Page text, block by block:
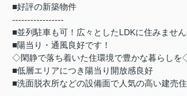
■好評の新築物件
-----------------
■並列駐車も可！広々としたLDKに住みませ
■陽当り・通風良好です！
◇閑静で落ち着いた住環境で豊かな暮らし
■低層エリアにつき陽当り開放感良好
■洗面脱衣所などの設備面で人気の高い建売